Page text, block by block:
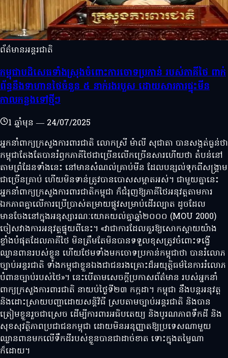
ព័ត៌មានអន្តរជាតិ
កម្ពុជាបដិសេធទាំងស្រុងចំពោះការចោទប្រកាន់ របស់ភាគីថៃ ពាក់
ព័ន្ធនឹងទាហានថៃចំនួន ៥ នាក់រងរបួស ដោយសារការផ្ទុះមីន
កាលកន្លងទៅថ្មីៗ
1 ឆ្នាំមុន — 24/07/2025
អ្នកនាំពាក្យក្រសួងការពារជាតិ លោកស្រី ម៉ាលី សុជាតា បានសង្កត់ធ្ងន់ថា
កម្ពុជាតែងតែបានរំឭកភាគីថៃជាច្រើនលើកច្រើនសារហើយថា តំបន់នៅ
តាមព្រំដែនទាំងនេះ នៅមានសំណល់គ្រាប់មីន ដែលបន្សល់ទុកពីសង្គ្រាម
ជាច្រើនគ្រាប់ ហើយមិនទាន់ត្រូវបានបោសសម្អាតអស់។ ជាមួយគ្នានេះ
អ្នកនាំពាក្យក្រសួងការពារជាតិកម្ពុជា ក៏ជំរុញឱ្យភាគីថៃអនុវត្តតាមការ
ឯកភាពគ្នាលើការប្រើប្រាស់តម្រាយផ្លូវសម្រាប់ដើរល្បាត ដូចដែល
មានចែងនៅក្នុងអនុស្សារណៈយោគយល់គ្នាឆ្នាំ២០០០ (MOU 2000)
ចៀសវាងការអនុវត្តផ្ទុយពីនេះ។ «វាជាការដែលគួរឱ្យសោកស្តាយយ៉ាង
ខ្លាំងបំផុតដែលភាគីថៃ មិនត្រឹមតែមិនបានទទួលខុសត្រូវចំពោះទង្វើ
ឈ្លានពានរបស់ខ្លួន ហើយថែមទាំងមកចោទប្រកាន់កម្ពុជាថា បានរំលោភ
ច្បាប់អន្តរជាតិ ទាំងកម្ពុជាខ្លួនឯងជាជនរងគ្រោះដ៏អយុត្តិធម៌នៃការរំលោភ
បំពានច្បាប់របស់ថៃ»។ នេះបើតាមសេចក្តីប្រកាសព័ត៌មាន របស់អ្នកនាំ
ពាក្យក្រសួងការពារជាតិ នាយប់ថ្ងៃទី២៣ កក្កដា។ កម្ពុជា នឹងបន្តអនុវត្ត
និងដោះស្រាយបញ្ហាដោយសន្តិវិធី ស្របតាមច្បាប់អន្តរជាតិ និងបាន
ត្រៀមខ្លួនរួចជាស្រេច ដើម្បីការពារអធិបតេយ្យ និងបូរណភាពទឹកដី និង
សុខសុវត្ថិភាពប្រជាជនកម្ពុជា ដោយមិនអនុញ្ញាតឱ្យប្រទេសណាមួយ
ឈ្លានពានមកលើទឹកដីរបស់ខ្លួនបានជាដាច់ខាត ទោះក្នុងតម្លៃណា
ក៏ដោយ។